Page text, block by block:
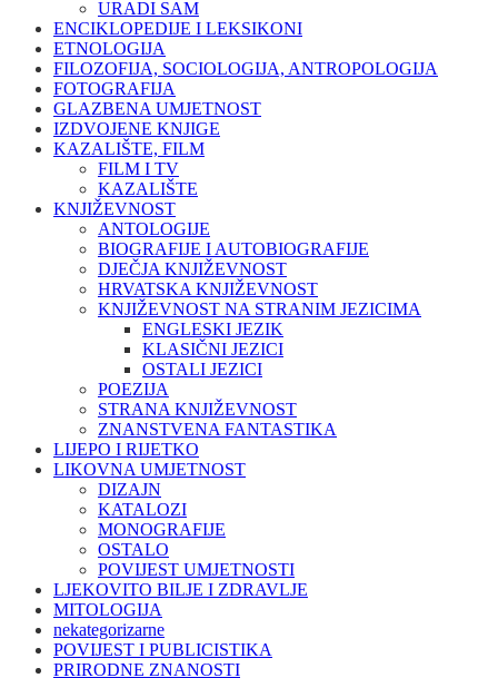
URADI SAM
ENCIKLOPEDIJE I LEKSIKONI
ETNOLOGIJA
FILOZOFIJA, SOCIOLOGIJA, ANTROPOLOGIJA
FOTOGRAFIJA
GLAZBENA UMJETNOST
IZDVOJENE KNJIGE
KAZALIŠTE, FILM
FILM I TV
KAZALIŠTE
KNJIŽEVNOST
ANTOLOGIJE
BIOGRAFIJE I AUTOBIOGRAFIJE
DJEČJA KNJIŽEVNOST
HRVATSKA KNJIŽEVNOST
KNJIŽEVNOST NA STRANIM JEZICIMA
ENGLESKI JEZIK
KLASIČNI JEZICI
OSTALI JEZICI
POEZIJA
STRANA KNJIŽEVNOST
ZNANSTVENA FANTASTIKA
LIJEPO I RIJETKO
LIKOVNA UMJETNOST
DIZAJN
KATALOZI
MONOGRAFIJE
OSTALO
POVIJEST UMJETNOSTI
LJEKOVITO BILJE I ZDRAVLJE
MITOLOGIJA
nekategorizarne
POVIJEST I PUBLICISTIKA
PRIRODNE ZNANOSTI